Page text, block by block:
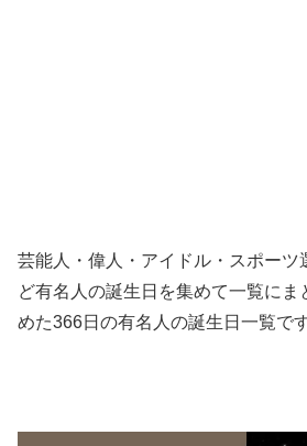
芸能人・偉人・アイドル・スポーツ
ど有名人の誕生日を集めて一覧にま
めた366日の有名人の誕生日一覧です